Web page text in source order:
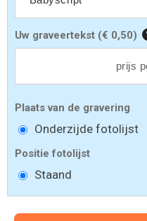
Uw graveertekst (€ 0,50)
Plaats van de gravering
Onderzijde fotolijst
Positie fotolijst
Staand